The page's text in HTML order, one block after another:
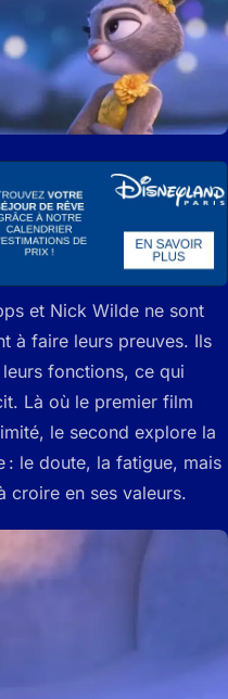
et Nick Wilde ne sont
à faire leurs preuves. Ils
fonctions, ce qui
Là où le premier film
le second explore la
: le doute, la fatigue, mais
croire en ses valeurs.